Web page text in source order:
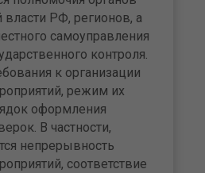
власти РФ, регионов, а
самоуправления
контроля.
к организации
режим их
оформления
В частности,
непрерывность
соответствие